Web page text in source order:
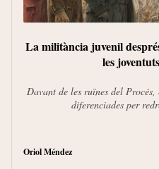
La militància juvenil
les
Davant de les ruïnes del Procés,
diferenciades per
Oriol Méndez